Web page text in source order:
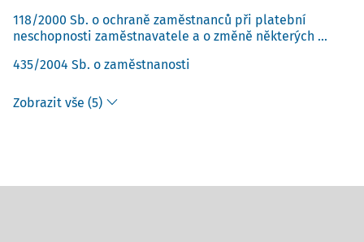
118/2000 Sb. o ochraně zaměstnanců při platební
neschopnosti zaměstnavatele a o změně některých ...
435/2004 Sb. o zaměstnanosti
Zobrazit vše (5)